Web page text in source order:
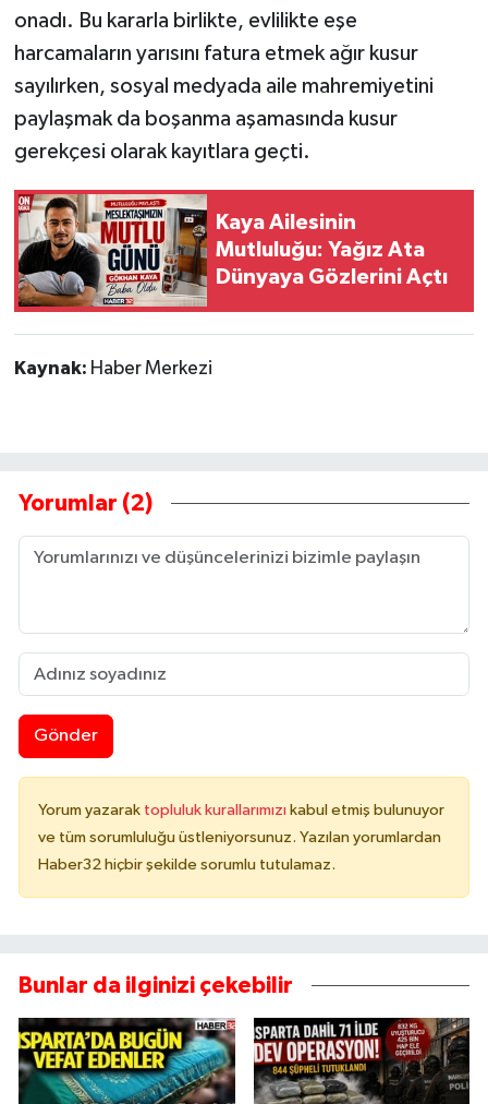
onadı. Bu kararla birlikte, evlilikte eşe
harcamaların yarısını fatura etmek ağır kusur
sayılırken, sosyal medyada aile mahremiyetini
paylaşmak da boşanma aşamasında kusur
gerekçesi olarak kayıtlara geçti.
Kaya Ailesinin
Mutluluğu: Yağız Ata
Dünyaya Gözlerini Açtı
Kaynak: Haber Merkezi
Yorumlar (2)
Gönder
Yorum yazarak topluluk kurallarımızı kabul etmiş bulunuyor
ve tüm sorumluluğu üstleniyorsunuz. Yazılan yorumlardan
Haber32 hiçbir şekilde sorumlu tutulamaz.
Bunlar da ilginizi çekebilir